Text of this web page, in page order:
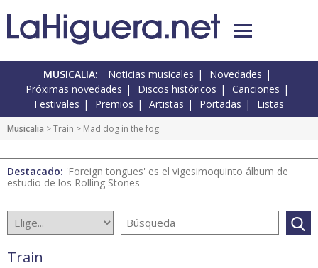
MUSICALIA: Noticias musicales
Novedades
Próximas novedades
Discos históricos
Canciones
Festivales
Premios Artistas Portadas Listas
Musicalia >Train > Mad dog in the fog
Destacado: 'Foreign tongues' es el vigesimoquinto álbum de
estudio de los Rolling Stones
Train